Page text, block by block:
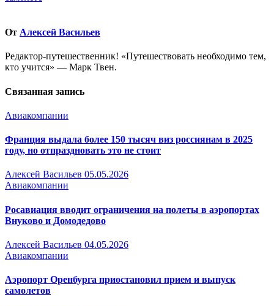
От Алексей Васильев
Редактор-путешественник! «Путешествовать необходимо тем,
кто учится» — Марк Твен.
Связанная запись
Авиакомпании
Франция выдала более 150 тысяч виз россиянам в 2025
году, но отпраздновать это не стоит
Алексей Васильев 05.05.2026
Авиакомпании
Росавиация вводит ограничения на полеты в аэропортах
Внуково и Домодедово
Алексей Васильев 04.05.2026
Авиакомпании
Аэропорт Оренбурга приостановил прием и выпуск
самолетов